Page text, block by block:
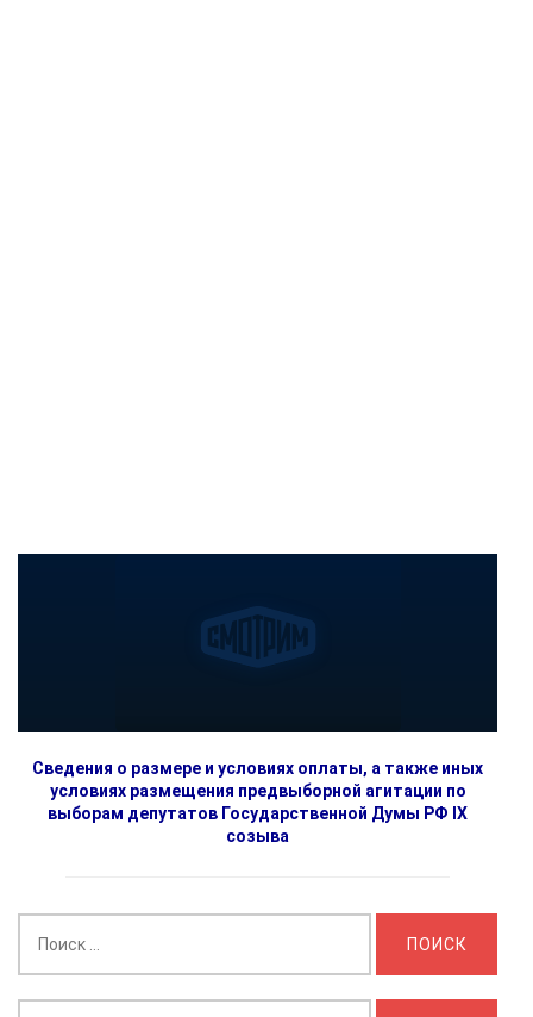
Сведения о размере и условиях оплаты, а также иных
условиях размещения предвыборной агитации по
выборам депутатов Государственной Думы РФ IX
созыва